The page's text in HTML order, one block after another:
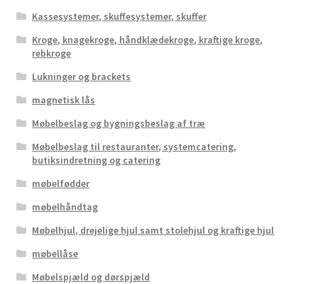
Kassesystemer, skuffesystemer, skuffer
Kroge, knagekroge, håndklædekroge, kraftige kroge,
rebkroge
Lukninger og brackets
magnetisk lås
Møbelbeslag og bygningsbeslag af træ
Møbelbeslag til restauranter, systemcatering,
butiksindretning og catering
møbelfødder
møbelhåndtag
Møbelhjul, drejelige hjul samt stolehjul og kraftige hjul
møbellåse
Møbelspjæld og dørspjæld